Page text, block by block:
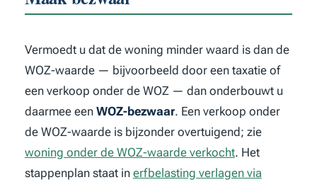
Vermoedt u dat de woning minder waard is dan de
WOZ-waarde — bijvoorbeeld door een taxatie of
een verkoop onder de WOZ — dan onderbouwt u
daarmee een WOZ-bezwaar. Een verkoop onder
de WOZ-waarde is bijzonder overtuigend; zie
woning onder de WOZ-waarde verkocht. Het
stappenplan staat in erfbelasting verlagen via